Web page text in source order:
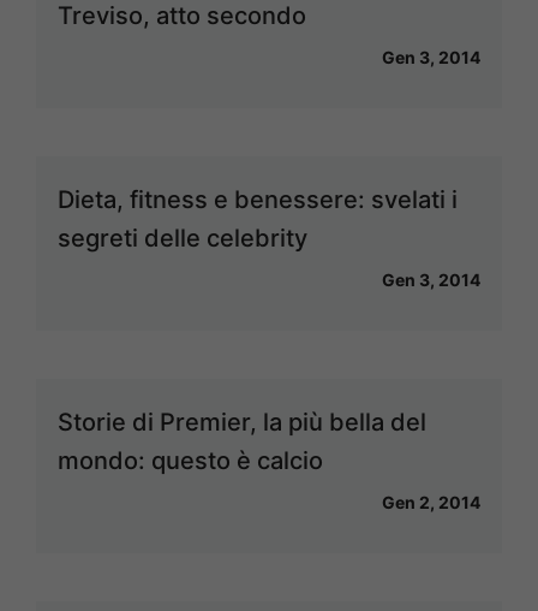
Treviso, atto secondo
Gen 3, 2014
Dieta, fitness e benessere: svelati i
segreti delle celebrity
Gen 3, 2014
Storie di Premier, la più bella del
mondo: questo è calcio
Gen 2, 2014